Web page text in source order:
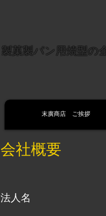
製菓製パン用焼型の
末廣商店 ご挨拶
​会社概要
法人名​